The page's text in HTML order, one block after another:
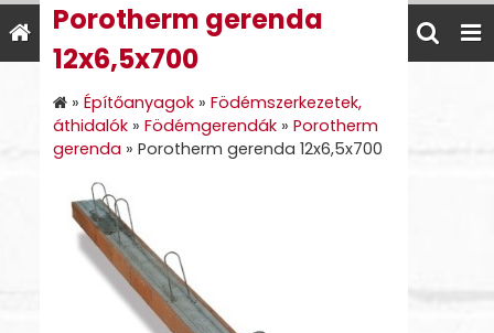
Porotherm gerenda
12x6,5x700
» Építőanyagok » Födémszerkezetek,
áthidalók » Födémgerendák » Porotherm
gerenda » Porotherm gerenda 12x6,5x700